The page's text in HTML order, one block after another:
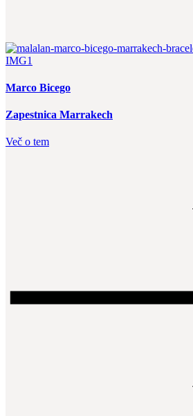
Marco Bicego
Zapestnica Marrakech
Več o tem